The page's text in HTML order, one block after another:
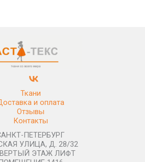
Ткани
и оплата
Отзывы
Контакты
ПЕТЕРБУРГ
УЛИЦА, Д. 28/32
ЭТАЖ ЛИФТ